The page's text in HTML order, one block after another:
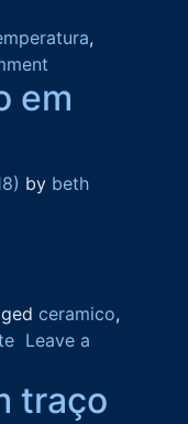
,
em
by beth
ceramico,
Leave a
traço